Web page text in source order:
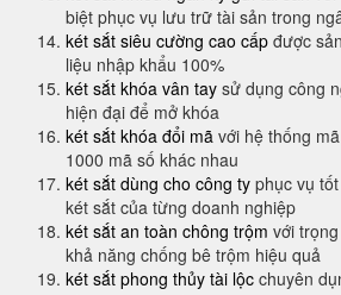
biệt phục vụ lưu trữ tài sản trong
két sắt siêu cường cao cấp được
liệu nhập khẩu 100%
két sắt khóa vân tay sử dụng công
hiện đại để mở khóa
két sắt khóa đổi mã với hệ thống
1000 mã số khác nhau
két sắt dùng cho công ty phục vụ
két sắt của từng doanh nghiệp
két sắt an toàn chông trộm với
khả năng chống bê trộm hiệu quả
két sắt phong thủy tài lộc chuyên